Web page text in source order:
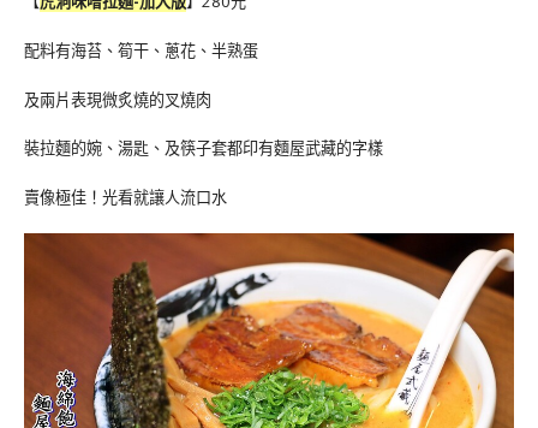
配料有海苔、筍干、蔥花、半熟蛋
及兩片表現微炙燒的叉燒肉
裝拉麵的婉、湯匙、及筷子套都印有麵屋武藏的字樣
賣像極佳！光看就讓人流口水